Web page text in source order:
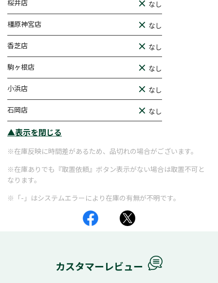
桜井店 なし
橿原神宮店 なし
香芝店 なし
駒ヶ根店 なし
小浜店 なし
石岡店 なし
▲表示を閉じる
※在庫反映に時間差があるため、品切れの場合がございます。
※在庫ありでも『取置依頼』ボタン表示がない場合は取置不可と
なります。
※「-」はシステムエラーにより在庫の有無が不明です。
カスタマーレビュー